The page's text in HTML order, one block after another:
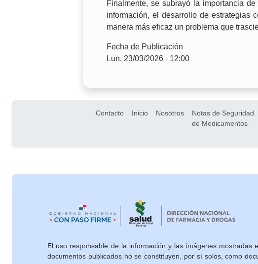
Finalmente, se subrayó la importancia
información, el desarrollo de estrategias
manera más eficaz un problema que
Fecha de Publicación
Lun, 23/03/2026 - 12:00
Pie de páginaContacto Inicio Nosotros
Notas de Seguridad
de Medicamentos
El uso responsable de la información y las imágenes
documentos publicados no se constituyen, por sí solos, como